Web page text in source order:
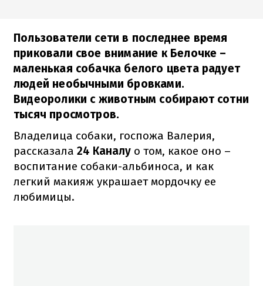
Пользователи сети в последнее время
приковали свое внимание к Белочке –
маленькая собачка белого цвета радует
людей необычными бровками.
Видеоролики с животным собирают сотни
тысяч просмотров.
Владелица собаки, госпожа Валерия,
рассказала 24 Каналу о том, какое оно –
воспитание собаки-альбиноса, и как
легкий макияж украшает мордочку ее
любимицы.